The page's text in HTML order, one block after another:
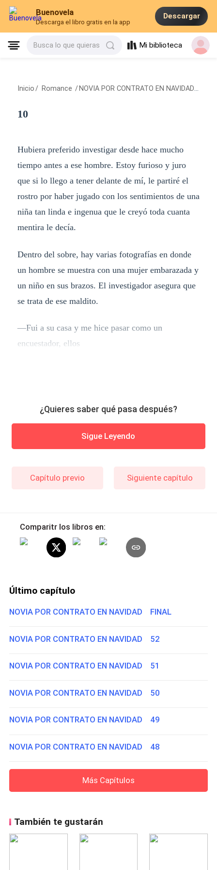
Buenovela
Descarga el libro gratis en la app
Descargar
Busca lo que quieras Mi biblioteca
Inicio / Romance / NOVIA POR CONTRATO EN NAVIDAD
10
Hubiera preferido investigar desde hace mucho
tiempo antes a ese hombre. Estoy furioso y juro
que si lo llego a tener delante de mí, le partiré el
rostro por haber jugado con los sentimientos de una
niña tan linda e ingenua que le creyó toda cuanta
mentira le decía.
Dentro del sobre, hay varias fotografías en donde
un hombre se muestra con una mujer embarazada y
un niño en sus brazos. El investigador asegura que
se trata de ese maldito.
―Fui a su casa y me hice pasar como un
encuestador, ellos
¿Quieres saber qué pasa después?
Sigue Leyendo
Capítulo previo Siguiente capítulo
Comparitr los libros en:
Último capítulo
NOVIA POR CONTRATO EN NAVIDAD FINAL
NOVIA POR CONTRATO EN NAVIDAD 52
NOVIA POR CONTRATO EN NAVIDAD 51
NOVIA POR CONTRATO EN NAVIDAD 50
NOVIA POR CONTRATO EN NAVIDAD 49
NOVIA POR CONTRATO EN NAVIDAD 48
Más Capítulos
También te gustarán